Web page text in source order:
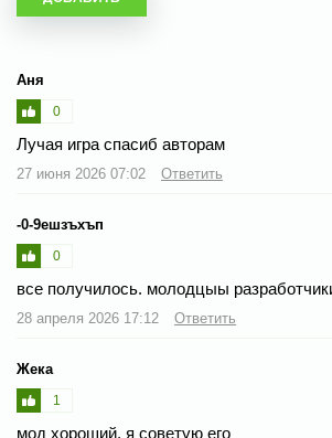
Аня
0
Лучая игра спасиб авторам
27 июня 2026 07:02 Ответить
-0-9ешзъхъп
0
все получилось. молодцыы
28 апреля 2026 17:12 Ответить
Жека
1
мод хороший, я советую его